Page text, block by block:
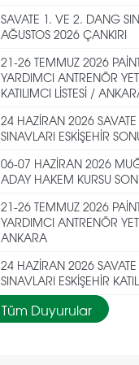
SAVATE 1. VE 2. DANG
AĞUSTOS 2026 ÇANKIRI
21-26 TEMMUZ 2026
YARDIMCI ANTRENÖR
KATILIMCI LİSTESİ /
24 HAZİRAN 2026
SINAVLARI ESKİŞEHİR
06-07 HAZİRAN 2026
ADAY HAKEM KURSU
21-26 TEMMUZ 2026
YARDIMCI ANTRENÖR
ANKARA
24 HAZİRAN 2026
SINAVLARI ESKİŞEHİR
Tüm Duyurular